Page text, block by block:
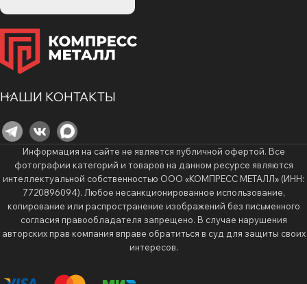
НАШИ КОНТАКТЫ
Информация на сайте не является публичной офертой. Все
фотографии категорий и товаров на данном ресурсе являются
интеллектуальной собственностью ООО «КОМПРЕСС МЕТАЛЛ» (ИНН:
7720896094). Любое несанкционированное использование,
копирование или распространение изображений без письменного
согласия правообладателя запрещено. В случае нарушения
авторских прав компания вправе обратиться в суд для защиты своих
интересов.